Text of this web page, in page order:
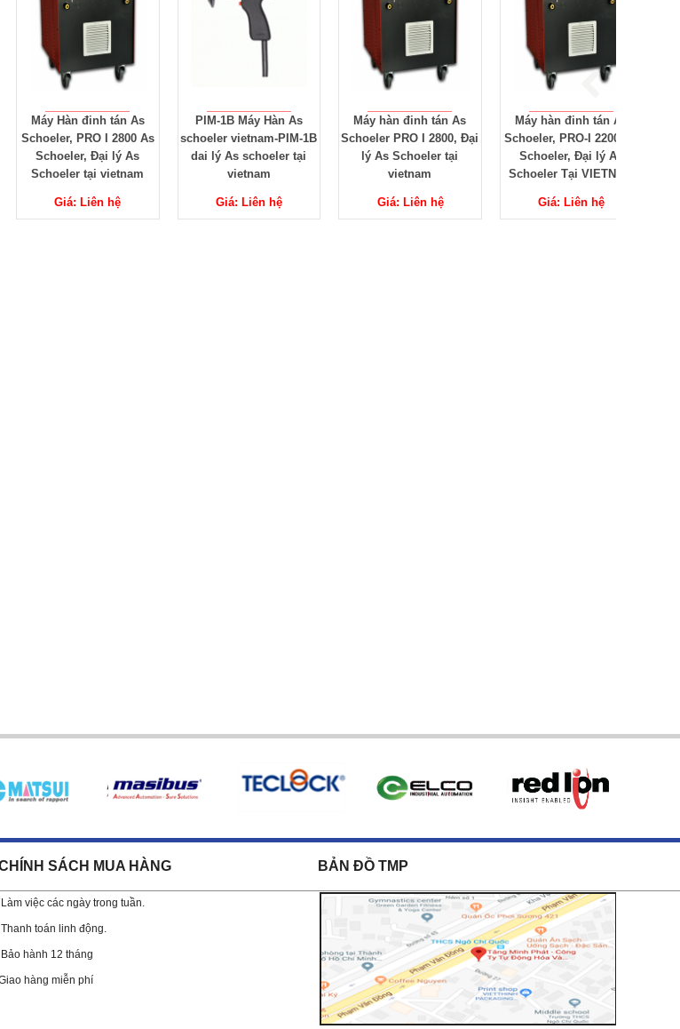
Máy Hàn đinh tán As
Schoeler, PRO I 2800 As
Schoeler, Đại lý As
Schoeler tại vietnam
Giá: Liên hệ
PIM-1B Máy Hàn As
schoeler vietnam-PIM-1B
dai lý As schoeler tại
vietnam
Giá: Liên hệ
Máy hàn đinh tán As
Schoeler PRO I 2800, Đại
lý As Schoeler tại
vietnam
Giá: Liên hệ
Máy hàn đinh tán As
Schoeler, PRO-I 2200 As
Schoeler, Đại lý As
Schoeler Tại VIETNAM
Giá: Liên hệ
SÁCH MUA HÀNG
Làm việc các ngày trong tuần.
Thanh toán linh động.
Bảo hành 12 tháng
hàng miễn phí
BẢN ĐỒ TMP